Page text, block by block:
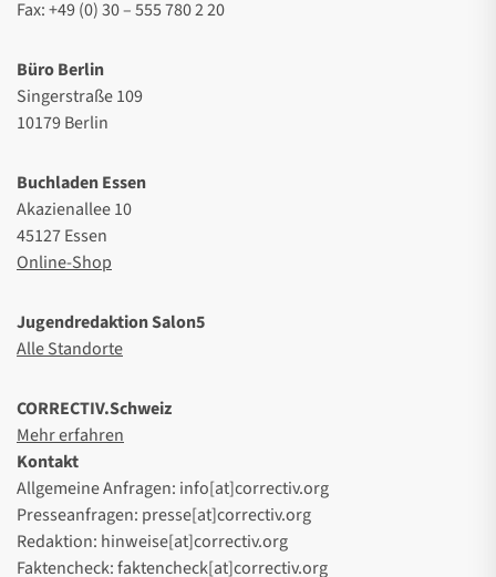
Fax: +49 (0) 30 – 555 780 2 20
Büro Berlin
Singerstraße 109
10179 Berlin
Buchladen Essen
Akazienallee 10
45127 Essen
Online-Shop
Jugendredaktion Salon5
Alle Standorte
CORRECTIV.Schweiz
Mehr erfahren
Kontakt
Allgemeine Anfragen: info[at]correctiv.org
Presseanfragen: presse[at]correctiv.org
Redaktion: hinweise[at]correctiv.org
Faktencheck: faktencheck[at]correctiv.org